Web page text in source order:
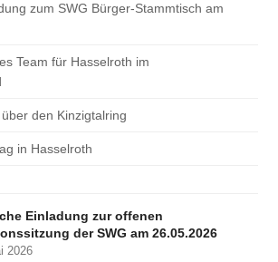
zum SWG Bürger-Stammtisch am
Team für Hasselroth im
den Kinzigtalring
in Hasselroth
Einladung zur offenen
der SWG am 26.05.2026
2026